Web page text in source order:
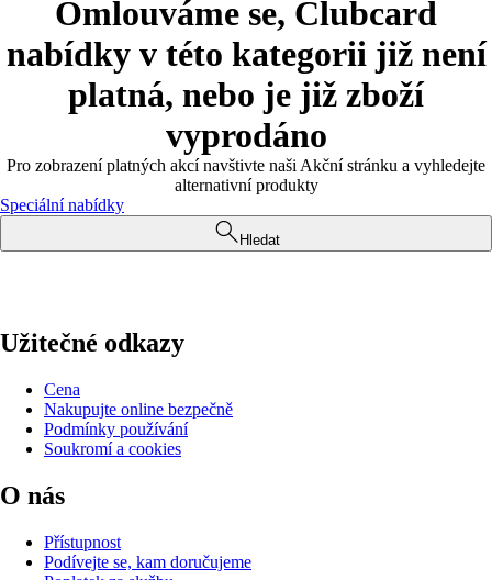
Omlouváme se, Clubcard
nabídky v této kategorii již není
platná, nebo je již zboží
vyprodáno
Pro zobrazení platných akcí navštivte naši Akční stránku a vyhledejte
alternativní produkty
Speciální nabídky
Hledat
Užitečné odkazy
Cena
Nakupujte online bezpečně
Podmínky používání
Soukromí a cookies
O nás
Přístupnost
Podívejte se, kam doručujeme